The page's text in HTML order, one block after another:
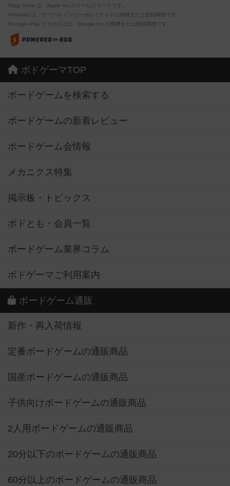
※App Store は、Apple Inc.のサービスマークです。
※Android は、グーグル インコーポレイテッドの商標または登録商標です。
※Google Play とそのロゴは、Google Inc.の商標または登録商標です。
ボドゲーマTOP
ボードゲームを検索する
ボードゲームの新着レビュー
ボードゲーム会情報
メカニクス特集
掲示板・トピックス
ボドとも・会員一覧
ボードゲーム業界コラム
ボドゲーマご利用案内
ボードゲーム通販
新作・再入荷情報
定番ボードゲームの通販商品
国産ボードゲームの通販商品
子供向けボードゲームの通販商品
2人用ボードゲームの通販商品
20分以下のボードゲームの通販商品
60分以上のボードゲームの通販商品